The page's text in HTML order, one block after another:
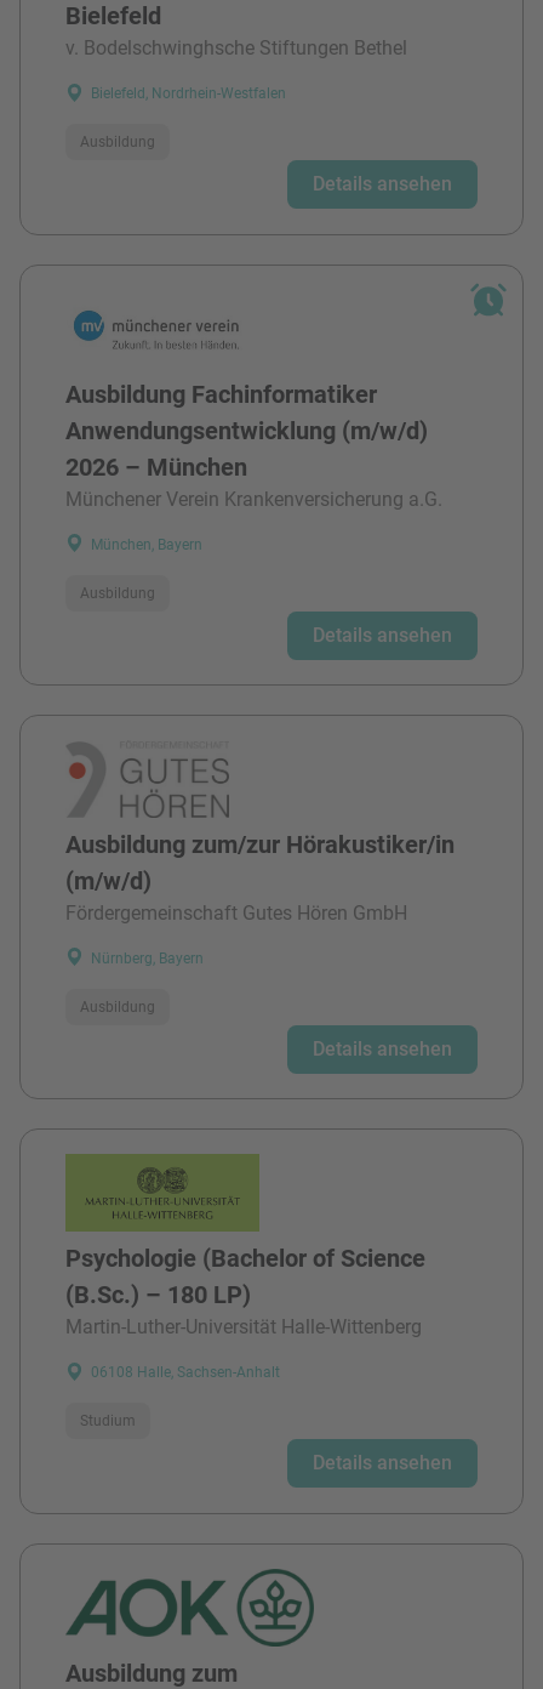
Bielefeld
v. Bodelschwinghsche Stiftungen Bethel
Bielefeld, Nordrhein-Westfalen
Ausbildung
Details ansehen
Ausbildung Fachinformatiker
Anwendungsentwicklung (m/w/d)
2026 – München
Münchener Verein Krankenversicherung a.G.
München, Bayern
Ausbildung
Details ansehen
Ausbildung zum/zur Hörakustiker/in
(m/w/d)
Fördergemeinschaft Gutes Hören GmbH
Nürnberg, Bayern
Ausbildung
Details ansehen
Psychologie (Bachelor of Science
(B.Sc.) – 180 LP)
Martin-Luther-Universität Halle-Wittenberg
06108 Halle, Sachsen-Anhalt
Studium
Details ansehen
Ausbildung zum